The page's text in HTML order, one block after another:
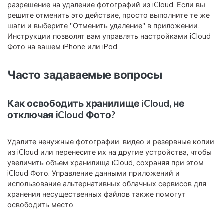
разрешение на удаление фотографий из iCloud. Если вы
решите отменить это действие, просто выполните те же
шаги и выберите "Отменить удаление" в приложении.
Инструкции позволят вам управлять настройками iCloud
Фото на вашем iPhone или iPad.
Часто задаваемые вопросы
Как освободить хранилище iCloud, не
отключая iCloud Фото?
Удалите ненужные фотографии, видео и резервные копии
из iCloud или перенесите их на другие устройства, чтобы
увеличить объем хранилища iCloud, сохраняя при этом
iCloud Фото. Управление данными приложений и
использование альтернативных облачных сервисов для
хранения несущественных файлов также помогут
освободить место.